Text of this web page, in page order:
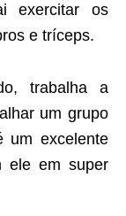
exercitar os
e tríceps.
trabalha a
um grupo
um excelente
ele em super